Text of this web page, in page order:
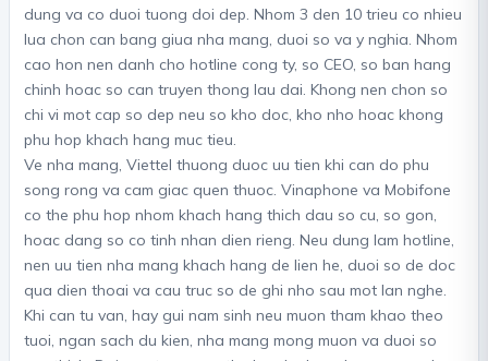
dung va co duoi tuong doi dep. Nhom 3 den 10 trieu co nhieu
lua chon can bang giua nha mang, duoi so va y nghia. Nhom
cao hon nen danh cho hotline cong ty, so CEO, so ban hang
chinh hoac so can truyen thong lau dai. Khong nen chon so
chi vi mot cap so dep neu so kho doc, kho nho hoac khong
phu hop khach hang muc tieu.
Ve nha mang, Viettel thuong duoc uu tien khi can do phu
song rong va cam giac quen thuoc. Vinaphone va Mobifone
co the phu hop nhom khach hang thich dau so cu, so gon,
hoac dang so co tinh nhan dien rieng. Neu dung lam hotline,
nen uu tien nha mang khach hang de lien he, duoi so de doc
qua dien thoai va cau truc so de ghi nho sau mot lan nghe.
Khi can tu van, hay gui nam sinh neu muon tham khao theo
tuoi, ngan sach du kien, nha mang mong muon va duoi so